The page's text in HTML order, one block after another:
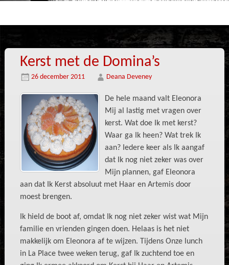
Kerst met de Domina’s
26 december 2011 Deana Deveney
De hele maand valt Eleonora
Mij al lastig met vragen over
kerst. Wat doe Ik met kerst?
Waar ga Ik heen? Wat trek Ik
aan? Iedere keer als Ik aangaf
dat Ik nog niet zeker was over
Mijn plannen, gaf Eleonora
aan dat Ik Kerst absoluut met Haar en Artemis door
moest brengen.
Ik hield de boot af, omdat Ik nog niet zeker wist wat Mijn
familie en vrienden gingen doen. Helaas is het niet
makkelijk om Eleonora af te wijzen. Tijdens Onze lunch
in La Place twee weken terug, gaf Ik zuchtend toe en